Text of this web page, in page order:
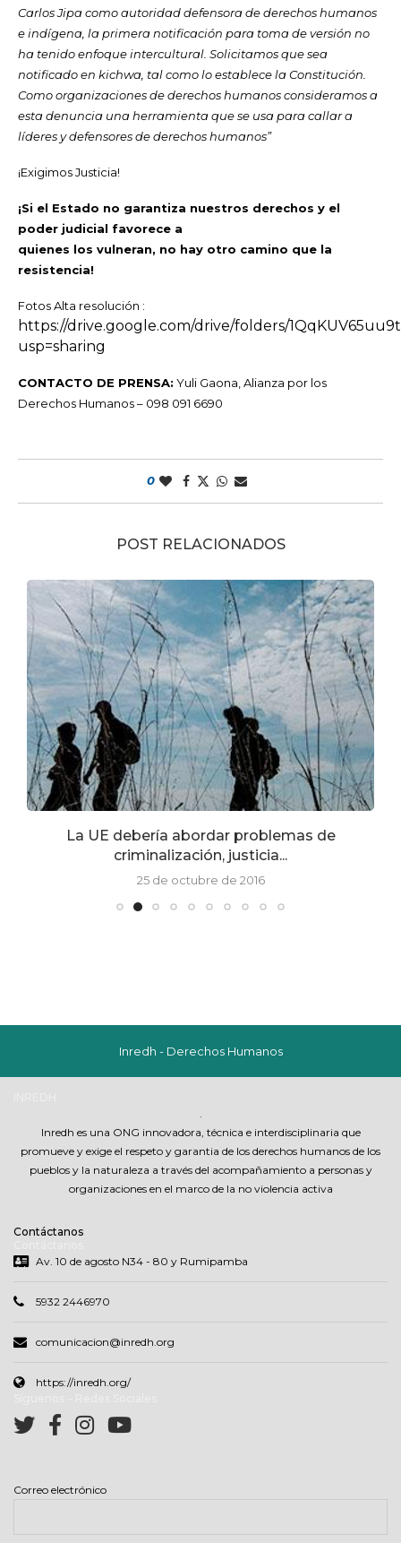
Carlos Jipa como autoridad defensora de derechos humanos
e indígena, la primera notificación para toma de versión no
ha tenido enfoque intercultural. Solicitamos que sea
notificado en kichwa, tal como lo establece la Constitución.
Como organizaciones de derechos humanos consideramos a
esta denuncia una herramienta que se usa para callar a
líderes y defensores de derechos humanos”
¡Exigimos Justicia!
¡Si el Estado no garantiza nuestros derechos y el
poder judicial favorece a
quienes los vulneran, no hay otro camino que la
resistencia!
Fotos Alta resolución :
https://drive.google.com/drive/folders/
usp=sharing
CONTACTO DE PRENSA: Yuli Gaona, Alianza por los
Derechos Humanos – 098 091 6690
0
POST RELACIONADOS
La UE debería abordar problemas de
criminalización, justicia...
25 de octubre de 2016
Inredh - Derechos Humanos
Inredh es una ONG innovadora, técnica e interdisciplinaria que
promueve y exige el respeto y garantia de los derechos humanos de los
pueblos y la naturaleza a través del acompañamiento a personas y
organizaciones en el marco de la no violencia activa
Contáctanos
Av. 10 de agosto N34 - 80 y Rumipamba
5932 2446970
comunicacion@inredh.org
https://inredh.org/
Correo electrónico